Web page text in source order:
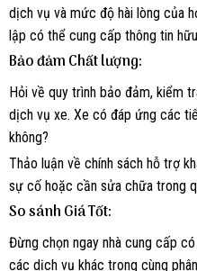
dịch vụ và mức độ hài lòng của
lập có thể cung cấp thông tin
Bảo đảm Chất lượng:
Hỏi về quy trình bảo đảm, kiểm
dịch vụ xe. Xe có đáp ứng các
không?
Thảo luận về chính sách hỗ trợ
sự cố hoặc cần sửa chữa trong
So sánh Giá Tốt:
Đừng chọn ngay nhà cung cấp
các dịch vụ khác trong cùng